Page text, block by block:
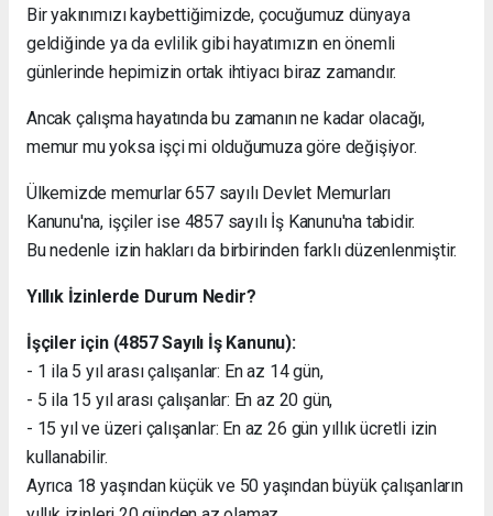
Bir yakınımızı kaybettiğimizde, çocuğumuz dünyaya
geldiğinde ya da evlilik gibi hayatımızın en önemli
günlerinde hepimizin ortak ihtiyacı biraz zamandır.
Ancak çalışma hayatında bu zamanın ne kadar olacağı,
memur mu yoksa işçi mi olduğumuza göre değişiyor.
Ülkemizde memurlar 657 sayılı Devlet Memurları
Kanunu'na, işçiler ise 4857 sayılı İş Kanunu'na tabidir.
Bu nedenle izin hakları da birbirinden farklı düzenlenmiştir.
Yıllık İzinlerde Durum Nedir?
İşçiler için (4857 Sayılı İş Kanunu):
- 1 ila 5 yıl arası çalışanlar: En az 14 gün,
- 5 ila 15 yıl arası çalışanlar: En az 20 gün,
- 15 yıl ve üzeri çalışanlar: En az 26 gün yıllık ücretli izin
kullanabilir.
Ayrıca 18 yaşından küçük ve 50 yaşından büyük çalışanların